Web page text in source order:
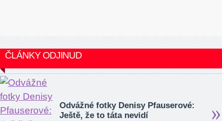
ČLÁNKY ODJINUD
Odvážné fotky Denisy Pfauserové:
Ještě, že to táta nevidí